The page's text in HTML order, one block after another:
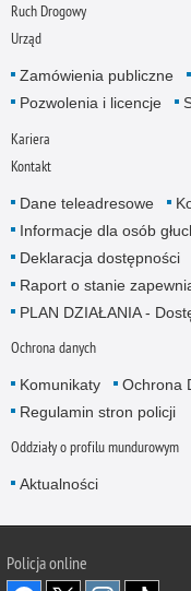
Ruch Drogowy
Urząd
Zamówienia publiczne
Pozwolenia i licencje
Kariera
Kontakt
Dane teleadresowe
Informacje dla osób
Deklaracja dostępności
Raport o stanie
PLAN DZIAŁANIA -
Ochrona danych
Komunikaty
Ochrona
Regulamin stron policji
Oddziały o profilu mundurowym
Aktualności
Policja online